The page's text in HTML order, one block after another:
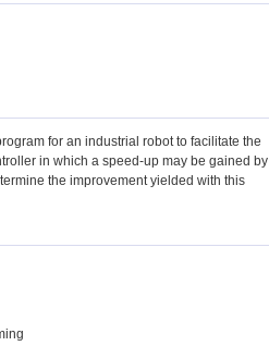
for an industrial robot to facilitate the
in which a speed-up may be gained by
the improvement yielded with this